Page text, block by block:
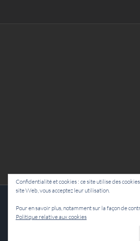
Confidentialité et cookies : ce site utilise des
site Web, vous acceptez leur utilisation.
Pour en savoir plus, notamment sur la façon de
Politique relative aux cookies